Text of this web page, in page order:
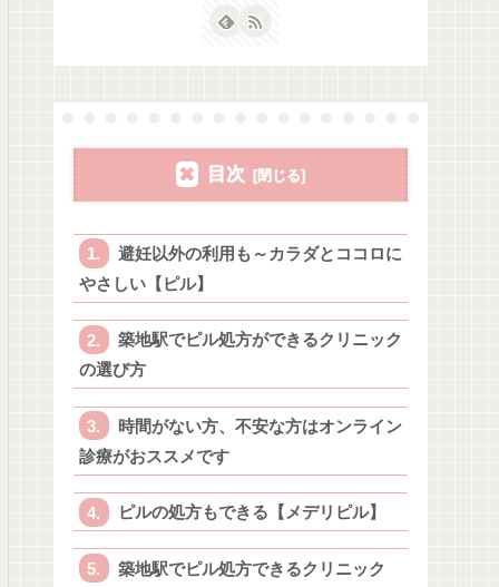
目次
避妊以外の利用も～カラダとココロに
やさしい【ピル】
築地駅でピル処方ができるクリニック
の選び方
時間がない方、不安な方はオンライン
診療がおススメです
ピルの処方もできる【メデリピル】
築地駅でピル処方できるクリニック